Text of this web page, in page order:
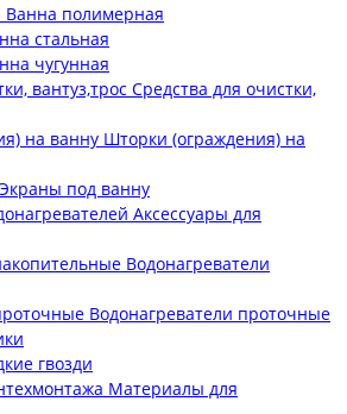
Ванна полимерная
стальная
чугунная
Средства для очистки,
Шторки (ограждения) на
Экраны под ванну
Аксессуары для
Водонагреватели
Водонагреватели проточные
гвозди
Материалы для